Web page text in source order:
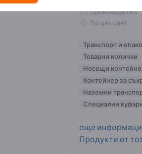
Производител
По цял свят
Транспорт и
Товарни колички
Носещи
Контейнер за
Наземни
Специални
още
Продукти от